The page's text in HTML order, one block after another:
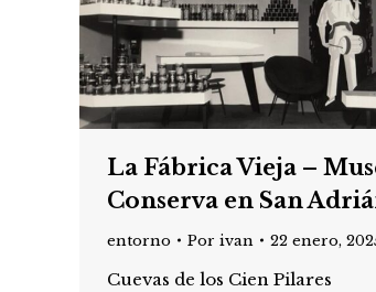
La Fábrica Vieja –
Conserva en San
entorno Por ivan 22 enero,
Cuevas de los Cien Pilares